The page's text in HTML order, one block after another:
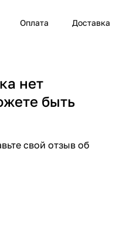
Оплата Доставка
нет
быть
свой отзыв об